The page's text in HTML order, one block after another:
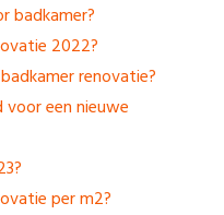
badkamer?
2022?
renovatie?
een nieuwe
per m2?